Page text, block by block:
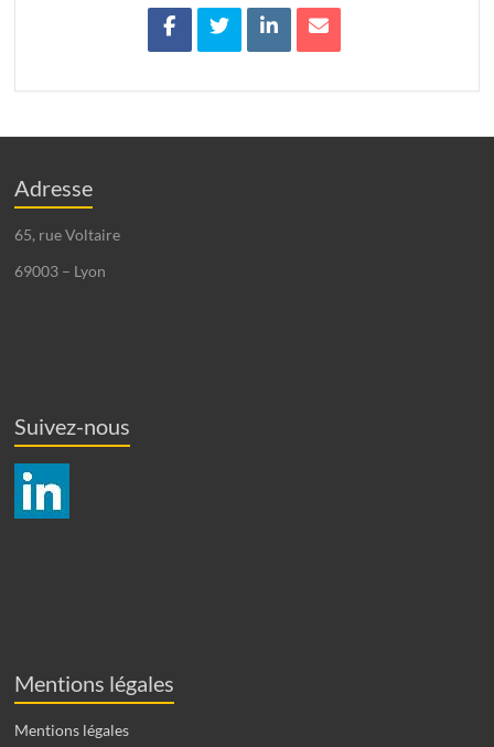
Adresse
65, rue Voltaire
69003 – Lyon
Suivez-nous
Mentions légales
Mentions légales